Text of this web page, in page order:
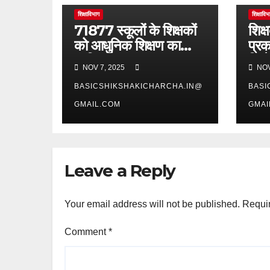
शिक्षाविभाग
71877 स्कूलों के शिक्षकों
को आधुनिक शिक्षण का
प्रशिक्षण
NOV 7, 2025
BASICSHIKSHAKICHARCHA.IN@
GMAIL.COM
Leave a Reply
Your email address will not be published.
Comment*